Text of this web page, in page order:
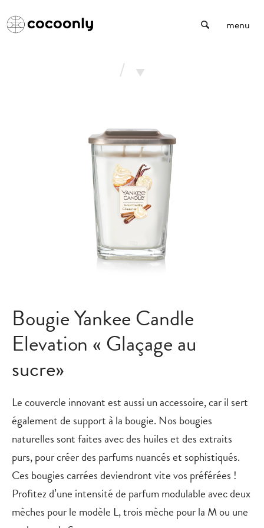
menu
/
Bougie Yankee Candle
Elevation « Glaçage au
sucre»
Le couvercle innovant est aussi un accessoire, car il sert
également de support à la bougie. Nos bougies
naturelles sont faites avec des huiles et des extraits
purs, pour créer des parfums nuancés et sophistiqués.
Ces bougies carrées deviendront vite vos préférées !
Profitez d’une intensité de parfum modulable avec deux
mèches pour le modèle L, trois mèche pour la M ou une